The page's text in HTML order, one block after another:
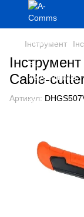
Інструмент
Cable-
Артикул: